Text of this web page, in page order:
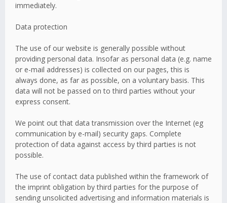
immediately.
Data protection
The use of our website is generally possible without
providing personal data. Insofar as personal data (e.g. name
or e-mail addresses) is collected on our pages, this is
always done, as far as possible, on a voluntary basis. This
data will not be passed on to third parties without your
express consent.
We point out that data transmission over the Internet (eg
communication by e-mail) security gaps. Complete
protection of data against access by third parties is not
possible.
The use of contact data published within the framework of
the imprint obligation by third parties for the purpose of
sending unsolicited advertising and information materials is